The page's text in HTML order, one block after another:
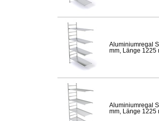
Aluminiumregal
mm, Länge 1225
Aluminiumregal
mm, Länge 1225